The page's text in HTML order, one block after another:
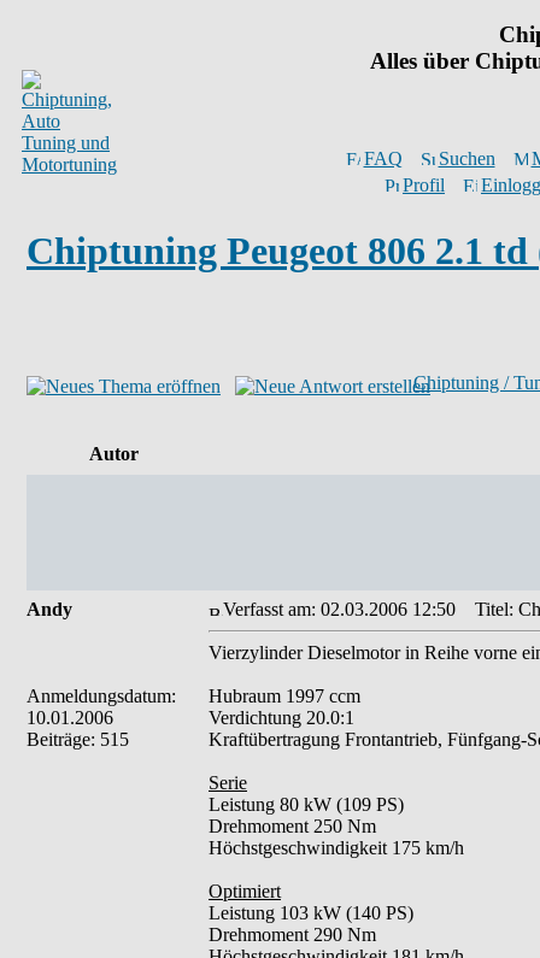
Alles über
FAQ Suchen
Profil
Chiptuning Peugeot 806 2.1
Chiptuning /
Autor
Andy
Anmeldungsdatum:
10.01.2006
Beiträge: 515
Verfasst am: 02.03.2006 12:50 Titel:
Vierzylinder Dieselmotor in Reihe vorne
Hubraum 1997 ccm
Verdichtung 20.0:1
Kraftübertragung Frontantrieb, Fünfgang-
Serie
Leistung 80 kW (109 PS)
Drehmoment 250 Nm
Höchstgeschwindigkeit 175 km/h
Optimiert
Leistung 103 kW (140 PS)
Drehmoment 290 Nm